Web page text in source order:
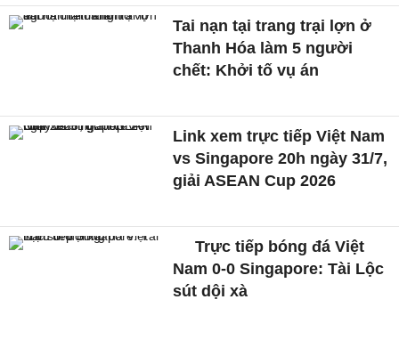
Tai nạn tại trang trại lợn ở
Thanh Hóa làm 5 người
chết: Khởi tố vụ án
Link xem trực tiếp Việt Nam
vs Singapore 20h ngày 31/7,
giải ASEAN Cup 2026
Trực tiếp bóng đá Việt
Nam 0-0 Singapore: Tài Lộc
sút dội xà